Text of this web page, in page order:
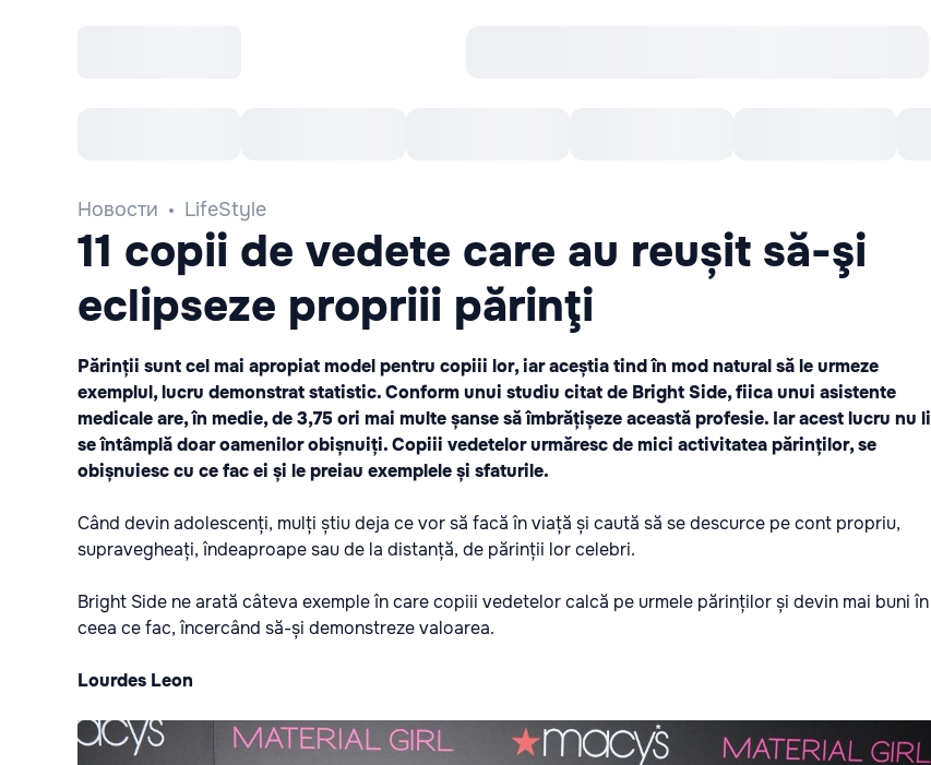
Новости LifeStyle
11 copii de vedete care au reușit să-şi
eclipseze propriii părinţi
Părinții sunt cel mai apropiat model pentru copiii lor, iar aceștia tind în mod natural să le urmeze
exemplul, lucru demonstrat statistic. Conform unui studiu citat de Bright Side, fiica unui asistente
medicale are, în medie, de 3,75 ori mai multe șanse să îmbrățișeze această profesie. Iar acest lucru nu li
se întâmplă doar oamenilor obișnuiți. Copiii vedetelor urmăresc de mici activitatea părinților, se
obișnuiesc cu ce fac ei și le preiau exemplele și sfaturile.
Când devin adolescenți, mulți știu deja ce vor să facă în viață și caută să se descurce pe cont propriu,
supravegheați, îndeaproape sau de la distanță, de părinții lor celebri.
Bright Side ne arată câteva exemple în care copiii vedetelor calcă pe urmele părinților și devin mai buni în
ceea ce fac, încercând să-și demonstreze valoarea.
Lourdes Leon